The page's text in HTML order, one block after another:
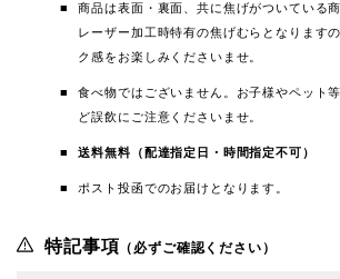
商品は表面・裏面、共に焦げがついている
レーザー加工時特有の焦げむらとなります
ク感をお楽しみくださいませ。
食べ物ではございません。お子様やペット
ど誤飲にご注意くださいませ。
送料無料（配達指定日・時間指定不可）
ポスト投函でのお届けとなります。
特記事項 （必ずご確認ください）